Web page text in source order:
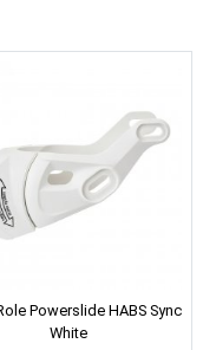
Powerslide HABS Sync
White